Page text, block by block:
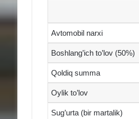
Avtomobil narxi
Boshlang’ich to’lov (50%)
Qoldiq summa
Oylik to’lov
Sug’urta (bir martalik)